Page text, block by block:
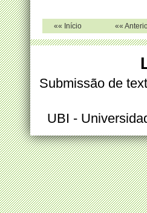
«« Início ««
Submissão de
UBI -